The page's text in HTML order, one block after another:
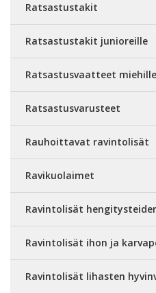
Ratsastustakit
Ratsastustakit junioreille
Ratsastusvaatteet miehille
Ratsastusvarusteet
Rauhoittavat ravintolisät
Ravikuolaimet
Ravintolisät
Ravintolisät ihon ja
Ravintolisät lihasten